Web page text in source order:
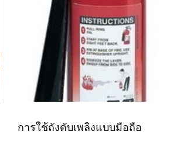
การใช้ถังดับเพลิงแบบมือถือ